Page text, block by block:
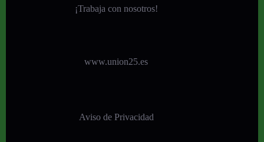
¡Trabaja con nosotros!
www.union25.es
Aviso de Privacidad